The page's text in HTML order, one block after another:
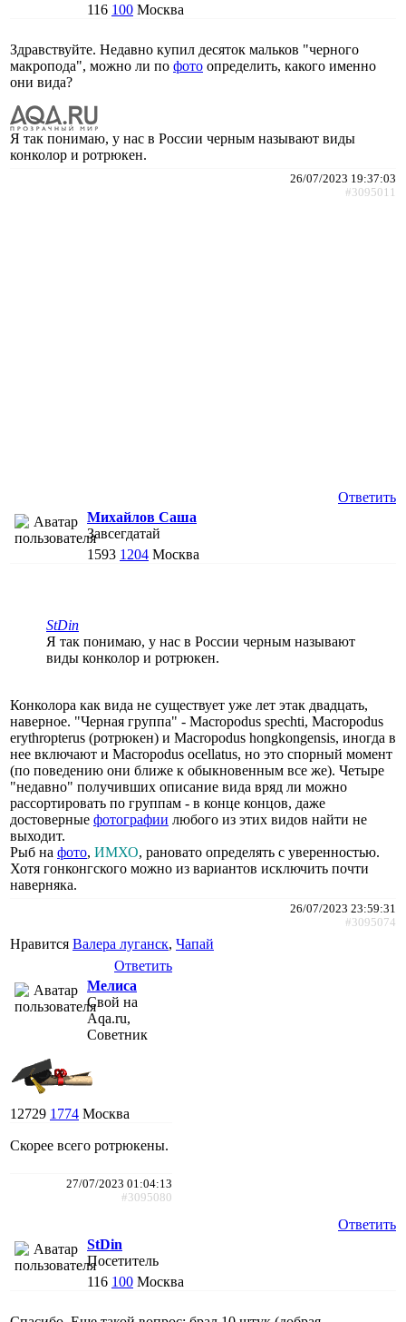
116 100 Москва
Здравствуйте. Недавно купил десяток мальков "черного
макропода", можно ли по фото определить, какого именно
они вида?
Я так понимаю, у нас в России черным называют виды
конколор и ротрюкен.
26/07/2023 19:37:03
#3095011
Ответить
Михайлов Саша
Завсегдатай
1593 1204 Москва
StDin
Я так понимаю, у нас в России черным называют
виды конколор и ротрюкен.
Конколора как вида не существует уже лет этак двадцать,
наверное. "Черная группа" - Macropodus spechti, Macropodus
erythropterus (ротрюкен) и Macropodus hongkongensis, иногда в
нее включают и Macropodus ocellatus, но это спорный момент
(по поведению они ближе к обыкновенным все же). Четыре
"недавно" получивших описание вида вряд ли можно
рассортировать по группам - в конце концов, даже
достоверные фотографии любого из этих видов найти не
выходит.
Рыб на фото, ИМХО, рановато определять с уверенностью.
Хотя гонконгского можно из вариантов исключить почти
наверняка.
26/07/2023 23:59:31
#3095074
Нравится Валера луганск, Чапай
Ответить
Мелиса
Свой на
Aqa.ru,
Советник
12729 1774 Москва
Скорее всего ротрюкены.
27/07/2023 01:04:13
#3095080
Ответить
StDin
Посетитель
116 100 Москва